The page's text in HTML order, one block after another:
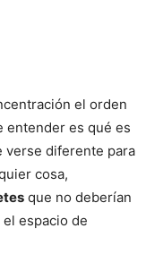
el orden
entender es qué es
verse diferente para
cosa,
que no deberían
espacio de